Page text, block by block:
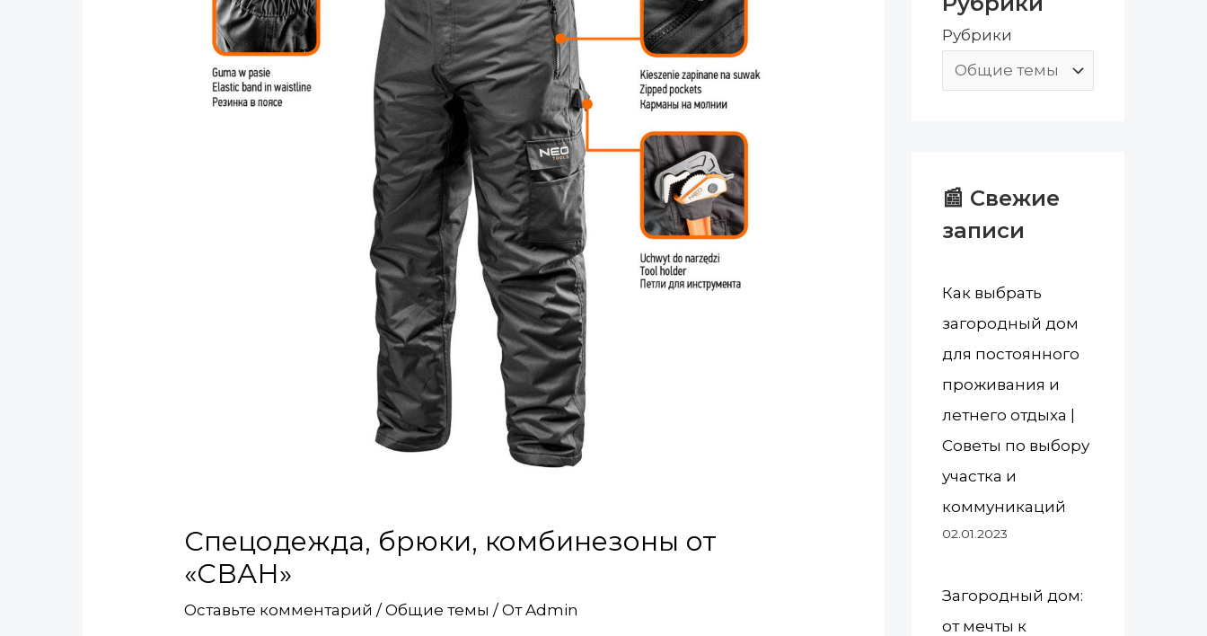
Спецодежда, брюки, комбинезоны от
«СВАН»
Оставьте комментарий /Общие темы / ОтAdmin
:Рубрики
📰 Свежие
записи
Как выбрать
загородный дом
для постоянного
проживания и
летнего отдыха |
Советы по выбору
участка и
коммуникаций
02.01.2023
Загородный дом:
от мечты к